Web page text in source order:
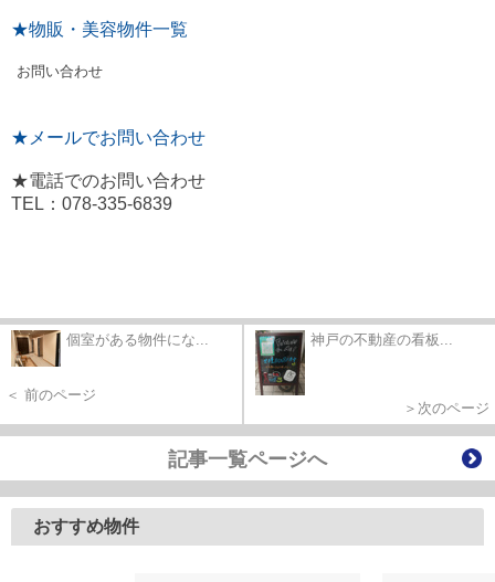
★物販・美容物件一覧
お問い合わせ
★メールでお問い合わせ
★電話でのお問い合わせ
TEL：078-335-6839
個室がある物件にな...
＜ 前のページ
神戸の不動産の看板...
＞次のページ
記事一覧ページへ
おすすめ物件